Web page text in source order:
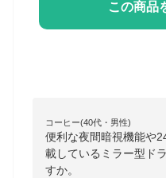
この商品
コーヒー(40代・男性)
便利な夜間暗視機能や
載しているミラー型ド
すか。